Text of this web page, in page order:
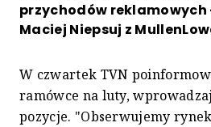
przychodów
Maciej Niepsuj z
W czwartek TVN
ramówce na luty,
pozycje. "Obserwujemy